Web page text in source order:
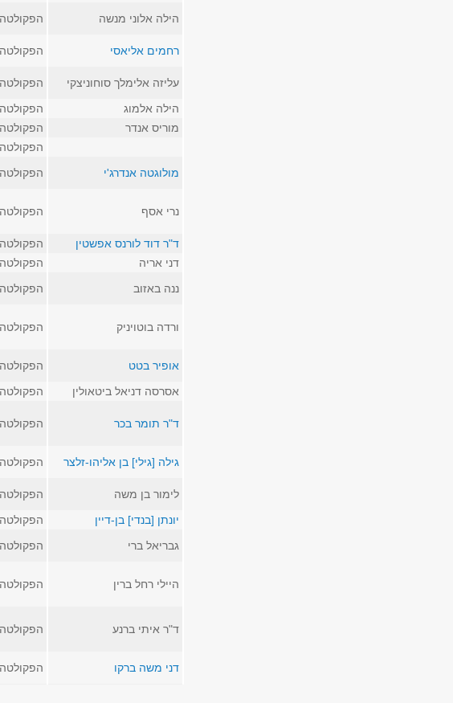
הילה אלוני מנשה
רחמים אליאסי
עליזה אלימלך סוחוניצקי
הילה אלמוג
מוריס אנדר
מולוגטה אנדרג'י
נרי אסף
ד"ר דוד לורנס אפשטין
דני אריה
ננה באזוב
ורדה בוטויניק
אופיר בטט
אסרסה דניאל ביטאולין
ד"ר תומר בכר
גילה [גילי] בן אליהו-זלצר
לימור בן משה
יונתן [בנדי] בן-דיין
גבריאל ברי
היילי רחל ברין
ד"ר איתי ברנע
דני משה ברקו